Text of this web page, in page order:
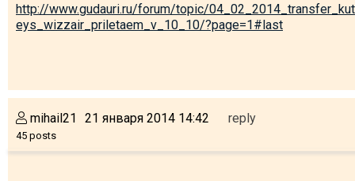
http://www.gudauri.ru/forum/topic/
eys_wizzair_priletaem_v_10_10/?page=1#last
mihail21
45 posts
21 января 2014 14:42 reply